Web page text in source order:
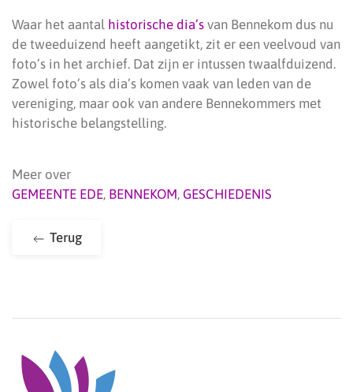
Waar het aantal historische dia’s van Bennekom dus nu
de tweeduizend heeft aangetikt, zit er een veelvoud van
foto’s in het archief. Dat zijn er intussen twaalfduizend.
Zowel foto’s als dia’s komen vaak van leden van de
vereniging, maar ook van andere Bennekommers met
historische belangstelling.
Meer over
GEMEENTE EDE, BENNEKOM, GESCHIEDENIS
Terug